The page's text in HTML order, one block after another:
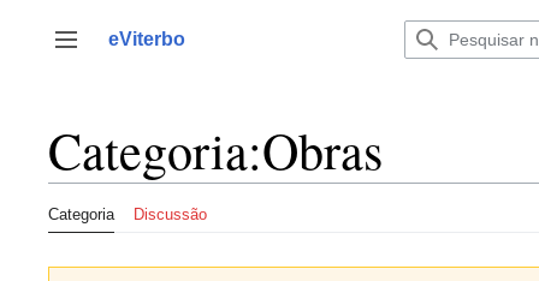
para
Alternar barra lateral
eViterbo
Categoria:Obras
Categoria Discussão